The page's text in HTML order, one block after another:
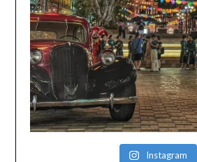
Instagram